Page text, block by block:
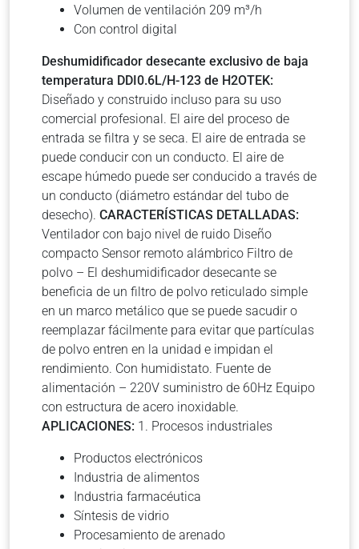
Volumen de ventilación 209 m³/h
Con control digital
Deshumidificador desecante exclusivo de baja
temperatura DDI0.6L/H-123 de H2OTEK:
Diseñado y construido incluso para su uso
comercial profesional. El aire del proceso de
entrada se filtra y se seca. El aire de entrada se
puede conducir con un conducto. El aire de
escape húmedo puede ser conducido a través de
un conducto (diámetro estándar del tubo de
desecho). CARACTERÍSTICAS DETALLADAS:
Ventilador con bajo nivel de ruido Diseño
compacto Sensor remoto alámbrico Filtro de
polvo – El deshumidificador desecante se
beneficia de un filtro de polvo reticulado simple
en un marco metálico que se puede sacudir o
reemplazar fácilmente para evitar que partículas
de polvo entren en la unidad e impidan el
rendimiento. Con humidistato. Fuente de
alimentación – 220V suministro de 60Hz Equipo
con estructura de acero inoxidable.
APLICACIONES: 1. Procesos industriales
Productos electrónicos
Industria de alimentos
Industria farmacéutica
Síntesis de vidrio
Procesamiento de arenado